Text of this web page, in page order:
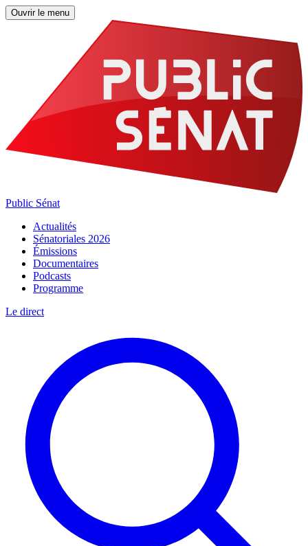
Ouvrir le menu
Public Sénat
Actualités
Sénatoriales 2026
Émissions
Documentaires
Podcasts
Programme
Le direct